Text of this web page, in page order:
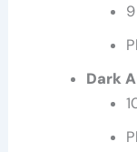
Dark